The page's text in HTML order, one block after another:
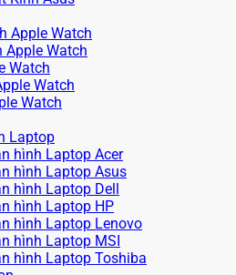
Apple Watch
Apple Watch
Watch
Watch
Watch
Laptop
hình Laptop Acer
hình Laptop Asus
hình Laptop Dell
hình Laptop HP
hình Laptop Lenovo
hình Laptop MSI
hình Laptop Toshiba